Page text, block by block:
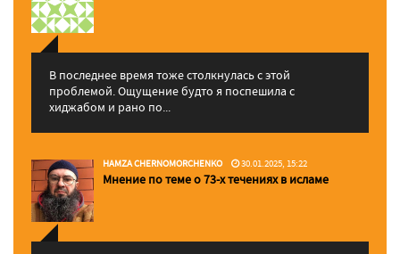
В последнее время тоже столкнулась с этой
проблемой. Ощущение будто я поспешила с
хиджабом и рано по...
HAMZA CHERNOMORCHENKO 30.01.2025, 15:22
Мнение по теме о 73-х течениях в исламе